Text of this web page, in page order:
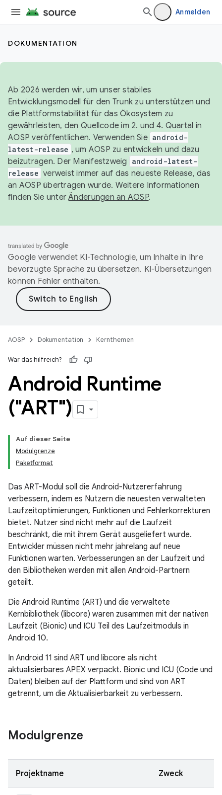
Anmelden
DOKUMENTATION
Ab 2026 werden wir, um unser stabiles
Entwicklungsmodell für den Trunk zu unterstützen und
die Plattformstabilität für das Ökosystem zu
gewährleisten, den Quellcode im 2. und 4. Quartal in
AOSP veröffentlichen. Verwenden Sie android-
latest-release , um AOSP zu entwickeln und dazu
beizutragen. Der Manifestzweig
android-latest-
release verweist immer auf das neueste Release, das
an AOSP übertragen wurde. Weitere Informationen
finden Sie unterÄnderungen an AOSP.
Google verwendet KI-Technologie, um Inhalte in Ihre
bevorzugte Sprache zu übersetzen. KI-Übersetzungen
können Fehler enthalten.
AOSP Dokumentation Kernthemen
War das hilfreich?
Android Runtime
("ART")
Auf dieser Seite
Modulgrenze
Paketformat
Das ART-Modul soll die Android-Nutzererfahrung
verbessern, indem es Nutzern die neuesten verwalteten
Laufzeitoptimierungen, Funktionen und Fehlerkorrekturen
bietet. Nutzer sind nicht mehr auf die Laufzeit
beschränkt, die mit ihrem Gerät ausgeliefert wurde.
Entwickler müssen nicht mehr jahrelang auf neue
Funktionen warten. Verbesserungen an der Laufzeit und
den Bibliotheken werden mit allen Android-Partnern
geteilt.
Die Android Runtime (ART) und die verwaltete
Kernbibliothek (libcore) waren zusammen mit der nativen
Laufzeit (Bionic) und ICU Teil des Laufzeitmoduls in
Android 10.
In Android 11 sind ART und libcore als nicht
aktualisierbares APEX verpackt. Bionic und ICU (Code und
Daten) bleiben auf der Plattform und sind von ART
getrennt, um die Aktualisierbarkeit zu verbessern.
Modulgrenze
Projektname Zweck